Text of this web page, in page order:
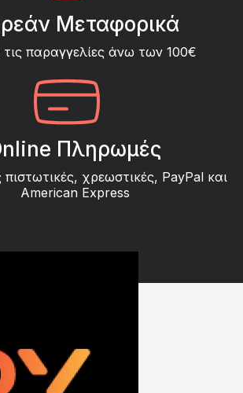
Μεταφορικά
τις παραγγελίες άνω των 100€
Πληρωμές
πιστωτικές, χρεωστικές, PayPal και
American Express